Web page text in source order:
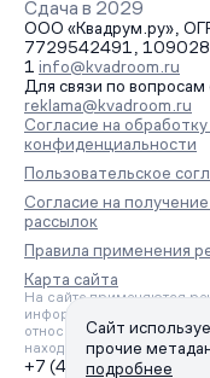
Сдача в 2029
ООО «Квадрум.ру»,
7729542491, 109028,
1 info@kvadroom.ru
Для связи по
reklama@kvadroom.ru
Согласие на
конфиденциальности
Пользовательское
Согласие на
рассылок
Правила применения
Карта сайта
На сайте применяются
информации на основе
относящихся к
находящихся на
+7 (495) 157-88-80
Сайт
прочие
подробнее